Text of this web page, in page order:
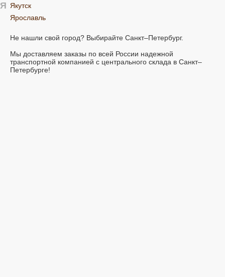
Я Якутск
Ярославль
Не нашли свой город? Выбирайте Санкт–Петербург.
Мы доставляем заказы по всей России надежной
транспортной компанией с центрального склада в Санкт–
Петербурге!